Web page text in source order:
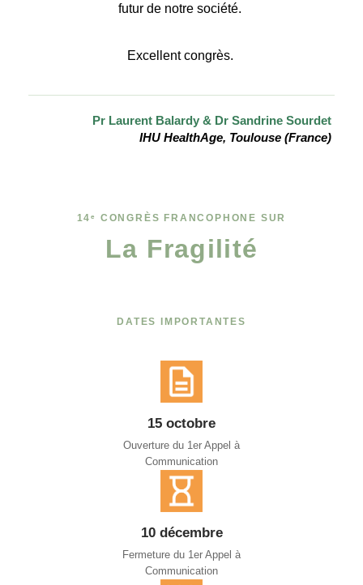
futur de notre société.
Excellent congrès.
Pr Laurent Balardy & Dr Sandrine Sourdet
IHU HealthAge, Toulouse (France)
14ᵉ CONGRÈS FRANCOPHONE SUR
La Fragilité
DATES IMPORTANTES
15 octobre
Ouverture du 1er Appel à
Communication
10 décembre
Fermeture du 1er Appel à
Communication